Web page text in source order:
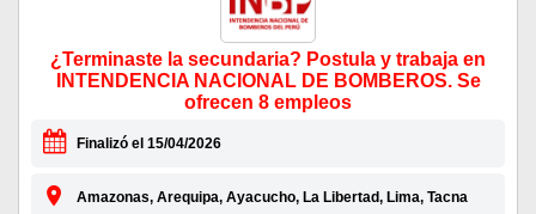
¿Terminaste la secundaria? Postula y trabaja en
INTENDENCIA NACIONAL DE BOMBEROS. Se
ofrecen 8 empleos
Finalizó el 15/04/2026
Amazonas, Arequipa, Ayacucho, La Libertad, Lima, Tacna